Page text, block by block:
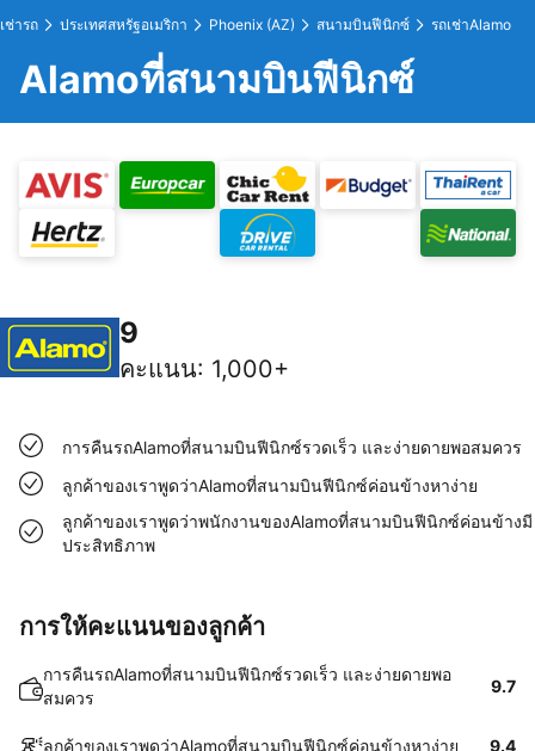
เช่ารถ ประเทศสหรัฐอเมริกา Phoenix (AZ) สนามบินฟีนิกซ์ รถเช่าAlamo
Alamoที่สนามบินฟีนิกซ์
9
คะแนน: 1,000+
การคืนรถAlamoที่สนามบินฟีนิกซ์รวดเร็ว และง่ายดายพอสมควร
ลูกค้าของเราพูดว่าAlamoที่สนามบินฟีนิกซ์ค่อนข้างหาง่าย
ลูกค้าของเราพูดว่าพนักงานของAlamoที่สนามบินฟีนิกซ์ค่อนข้างมี
ประสิทธิภาพ
การให้คะแนนของลูกค้า
การคืนรถAlamoที่สนามบินฟีนิกซ์รวดเร็ว และง่ายดายพอ
สมควร
9.7
ลูกค้าของเราพูดว่าAlamoที่สนามบินฟีนิกซ์ค่อนข้างหาง่าย 9.4